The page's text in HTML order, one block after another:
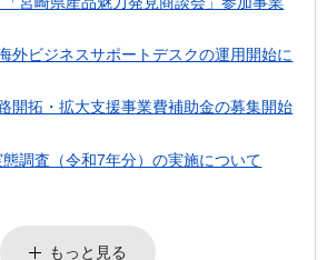
外ビジネスサポートデスクの運用開始に
開拓・拡大支援事業費補助金の募集開始
調査（令和7年分）の実施について
もっと見る